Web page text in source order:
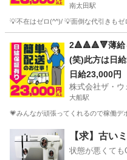
南太田駅
💡不在はゼロ(^^)/ 💡面倒な代引きも
南太田駅
2🔺🔺🔺🔻薄
(笑)此方は日
勤❗️弊社は週
ぁ～集まれ～
日給23,000円
株式会社ザ・ウ
大船駅
💗みんなが頑張ってくれるので稼働デ
神奈川 横浜市 大船駅
【求】古い
状態が悪くても